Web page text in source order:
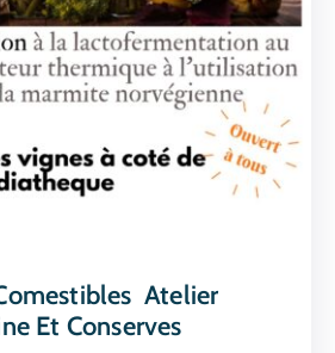
Atelier
Et Conserves